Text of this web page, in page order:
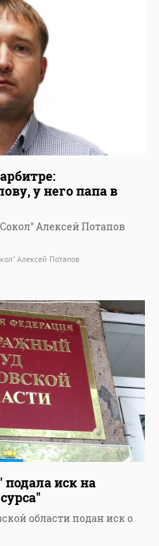
у него папа в
Алексей Потапов
Алексей Потапов
иск на
области подан иск о